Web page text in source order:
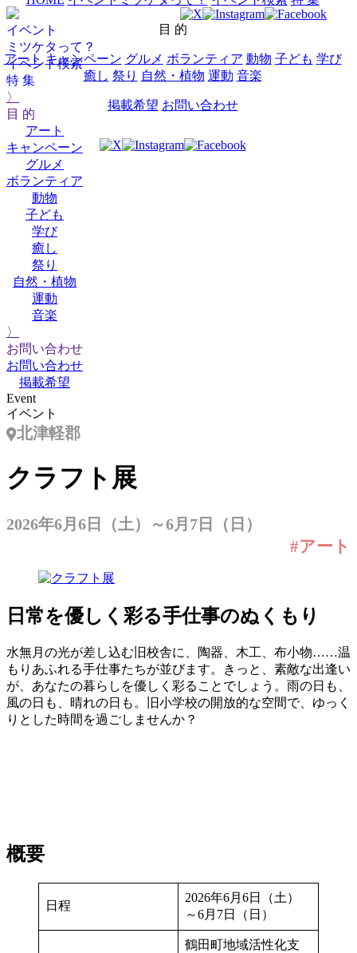
イベント
ミツケタって？
イベント検索
特 集
〉
目 的
アート
キャンペーン
グルメ
ボランティア
動物
子ども
学び
癒し
祭り
自然・植物
運動
音楽
〉
お問い合わせ
お問い合わせ
掲載希望
目 的
アート キャンペーン グルメ ボランティア 動物 子ども 学び
癒し 祭り 自然・植物 運動 音楽
掲載希望 お問い合わせ
Event
イベント
北津軽郡
クラフト展
2026年6月6日（土）～6月7日（日）
#アート
日常を優しく彩る手仕事のぬくもり
水無月の光が差し込む旧校舎に、陶器、木工、布小物……温
もりあふれる手仕事たちが並びます。きっと、素敵な出逢い
が、あなたの暮らしを優しく彩ることでしょう。雨の日も、
風の日も、晴れの日も。旧小学校の開放的な空間で、ゆっく
りとした時間を過ごしませんか？
概要
日程
2026年6月6日（土）
～6月7日（日）
鶴田町地域活性化支